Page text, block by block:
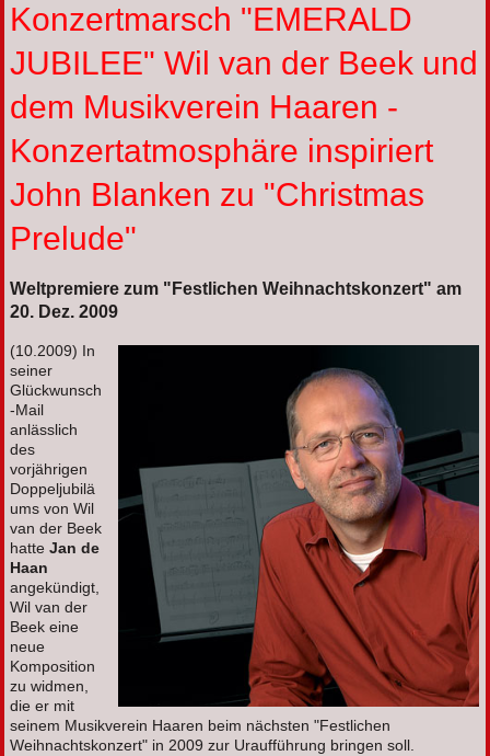
Konzertmarsch "EMERALD
JUBILEE" Wil van der Beek und
dem Musikverein Haaren -
Konzertatmosphäre inspiriert
John Blanken zu "Christmas
Prelude"
Weltpremiere zum "Festlichen Weihnachtskonzert" am
20. Dez. 2009
(10.2009) In
seiner
Glückwunsch
-Mail
anlässlich
des
vorjährigen
Doppeljubilä
ums von Wil
van der Beek
hatte Jan de
Haan
angekündigt,
Wil van der
Beek eine
neue
Komposition
zu widmen,
die er mit
seinem Musikverein Haaren beim nächsten "Festlichen
Weihnachtskonzert" in 2009 zur Uraufführung bringen soll.